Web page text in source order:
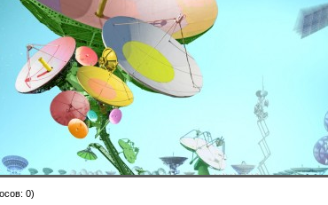
0)